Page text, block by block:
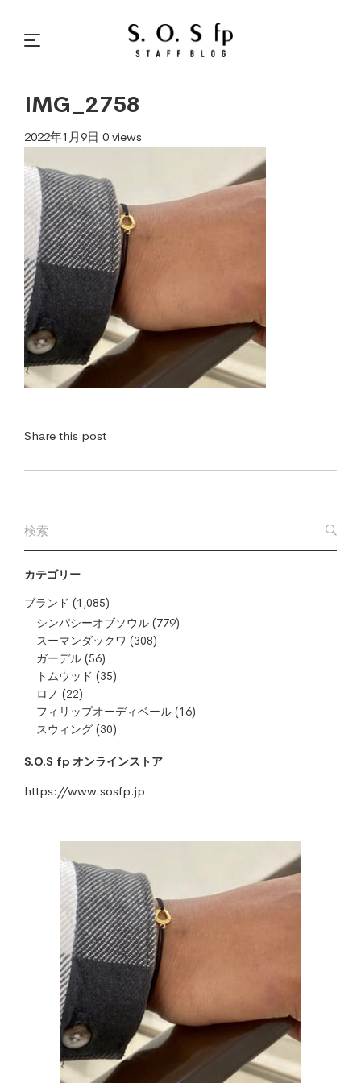
カテゴリー
ブランド (1,085)
シンパシーオブソウル (779)
スーマンダックワ (308)
ガーデル (56)
トムウッド (35)
ロノ (22)
フィリップオーディベール (16)
スウィング (30)
S.O.S fp オンラインストア
https://www.sosfp.jp
IMG_2758
2022年1月9日 0 views
Share this post